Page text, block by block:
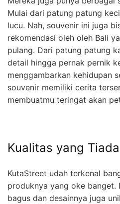
Mulai dari patung patung
lucu. Nah, souvenir ini juga
rekomendasi oleh oleh Bali
pulang. Dari patung patung
detail hingga pernak pernik
menggambarkan kehidupan
souvenir memiliki cerita
membuatmu teringat akan
Kualitas yang
KutaStreet udah terkenal
produknya yang oke banget.
bagus dan desainnya juga